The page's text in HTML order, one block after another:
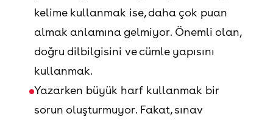
kelime kullanmak ise, daha çok puan
almak anlamına gelmiyor. Önemli olan,
doğru dilbilgisini ve cümle yapısını
kullanmak.
Yazarken büyük harf kullanmak bir
sorun oluşturmuyor. Fakat, sınav